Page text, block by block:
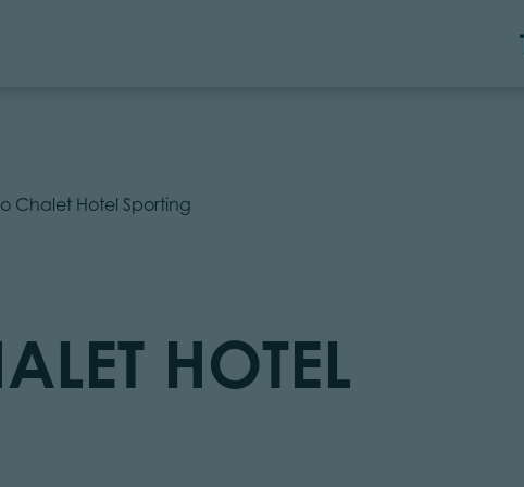
Chalet Hotel Sporting
HOTEL